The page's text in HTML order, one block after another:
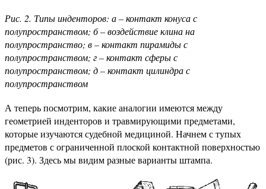
Рис. 2. Типы инденторов: а – контакт конуса с
полупространством; б – воздействие клина на
полупространство; в – контакт пирамиды с
полупространством; г – контакт сферы с
полупространством; д – контакт цилиндра с
полупространством
А теперь посмотрим, какие аналогии имеются между
геометрией инденторов и травмирующими предметами,
которые изучаются судебной медициной. Начнем с тупых
предметов с ограниченной плоской контактной поверхностью
(рис. 3). Здесь мы видим разные варианты штампа.